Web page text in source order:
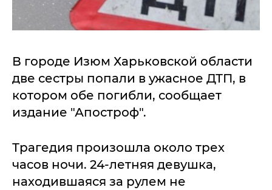
В городе Изюм Харьковской области
две сестры попали в ужасное ДТП, в
котором обе погибли, сообщает
издание "Апостроф".
Трагедия произошла около трех
часов ночи. 24-летняя девушка,
находившаяся за рулем не